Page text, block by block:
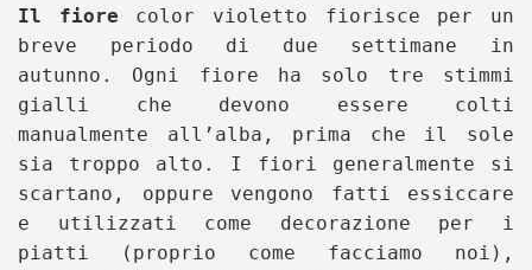
Il fiore color violetto fiorisce per un
breve periodo di due settimane in
autunno. Ogni fiore ha solo tre stimmi
gialli che devono essere colti
manualmente all’alba, prima che il sole
sia troppo alto. I fiori generalmente si
scartano, oppure vengono fatti essiccare
e utilizzati come decorazione per i
piatti (proprio come facciamo noi),